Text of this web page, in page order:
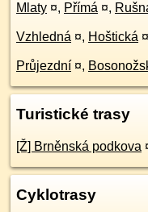
Mlaty ¤, Přímá ¤,
Vzhledná ¤, Hoštická ¤
Průjezdní ¤,
Turistické trasy
[Ž] Brněnská podkova
Cyklotrasy